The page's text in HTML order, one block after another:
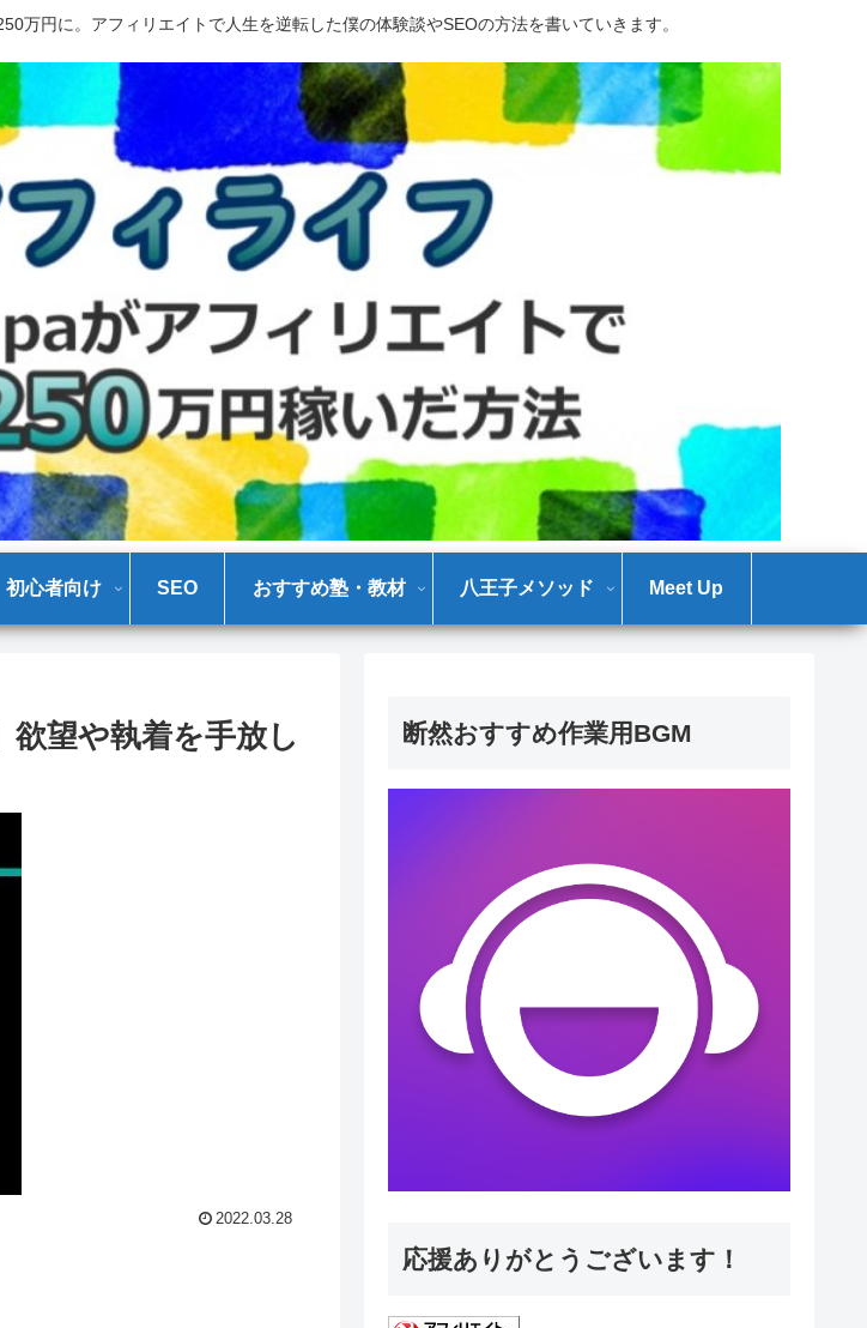
万円に。アフィリエイトで人生を逆転した僕の体験談やSEOの方法を書いていきます。
初心者向け SEO おすすめ塾・教材 八王子メソッド Meet Up
欲望や執着を手放し
2022.03.28
断然おすすめ作業用BGM
応援ありがとうございます！